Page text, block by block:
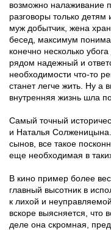
возможно налаживание
разговоры только детям
муж добытчик, жена
бесед, максимум
конечно несколько
рядом надежный и
необходимости что-то
станет легче жить. Ну а
внутренняя жизнь шла
Самый точный
и Наталья
сынов, все такое
еще необходимая в
В кино пример более
главный высотник в
к лихой и
вскоре выясняется, что
деле она скромная,